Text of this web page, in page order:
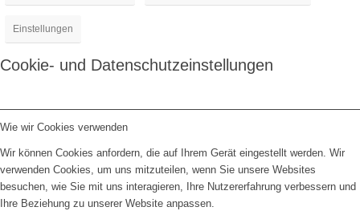
Einstellungen
Cookie- und Datenschutzeinstellungen
Wie wir Cookies verwenden
Wir können Cookies anfordern, die auf Ihrem Gerät eingestellt werden. Wir
verwenden Cookies, um uns mitzuteilen, wenn Sie unsere Websites
besuchen, wie Sie mit uns interagieren, Ihre Nutzererfahrung verbessern und
Ihre Beziehung zu unserer Website anpassen.